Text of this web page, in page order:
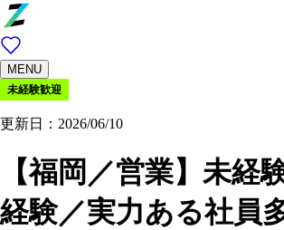
MENU
未経験歓迎
更新日：2026/06/10
【福岡／営業】未
経験／実力ある社員